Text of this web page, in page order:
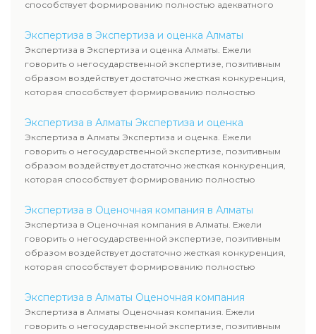
способствует формированию полностью адекватного
Экспертиза в Экспертиза и оценка Алматы
Экспертиза в Экспертиза и оценка Алматы. Ежели
говорить о негосударственной экспертизе, позитивным
образом воздействует достаточно жесткая конкуренция,
которая способствует формированию полностью
Экспертиза в Алматы Экспертиза и оценка
Экспертиза в Алматы Экспертиза и оценка. Ежели
говорить о негосударственной экспертизе, позитивным
образом воздействует достаточно жесткая конкуренция,
которая способствует формированию полностью
Экспертиза в Оценочная компания в Алматы
Экспертиза в Оценочная компания в Алматы. Ежели
говорить о негосударственной экспертизе, позитивным
образом воздействует достаточно жесткая конкуренция,
которая способствует формированию полностью
Экспертиза в Алматы Оценочная компания
Экспертиза в Алматы Оценочная компания. Ежели
говорить о негосударственной экспертизе, позитивным